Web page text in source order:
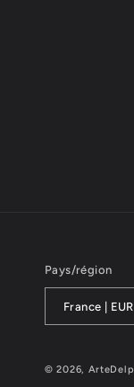
Pays/région
© 2026,